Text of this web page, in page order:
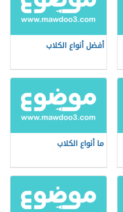
أفضل أنواع الكلاب
ما أنواع الكلاب